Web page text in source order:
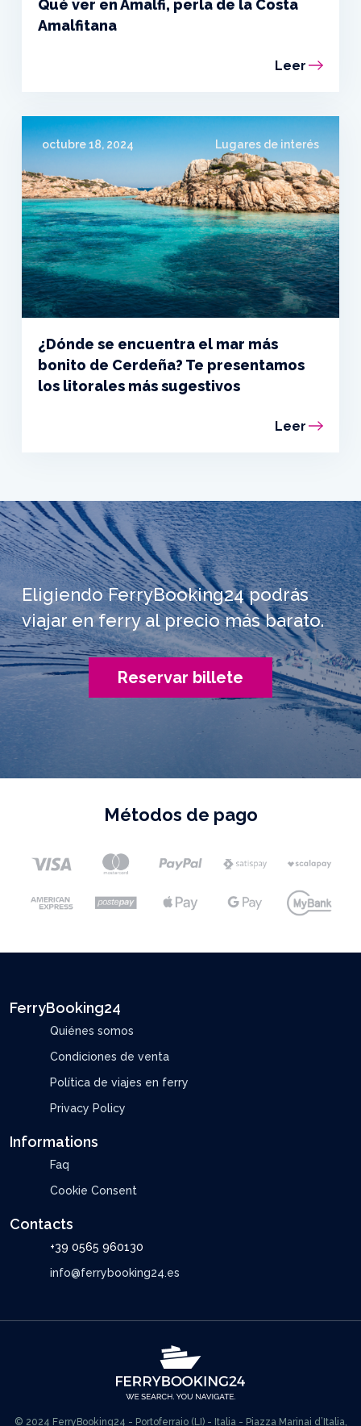
Qué ver en Amalfi, perla de la Costa
Amalfitana
Leer
octubre 18, 2024 Lugares de interés
¿Dónde se encuentra el mar más
bonito de Cerdeña? Te presentamos
los litorales más sugestivos
Leer
Eligiendo FerryBooking24 podrás
viajar en ferry al precio más barato.
Reservar billete
Métodos de pago
FerryBooking24
Quiénes somos
Condiciones de venta
Política de viajes en ferry
Privacy Policy
Informations
Faq
Cookie Consent
Contacts
+39 0565 960130
info@ferrybooking24.es
© 2024 FerryBooking24 - Portoferraio (LI) - Italia - Piazza Marinai d’Italia,